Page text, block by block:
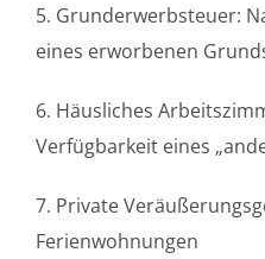
5. Grunderwerbsteuer:
eines erworbenen
6. Häusliches
Verfügbarkeit eines
7. Private
Ferienwohnungen